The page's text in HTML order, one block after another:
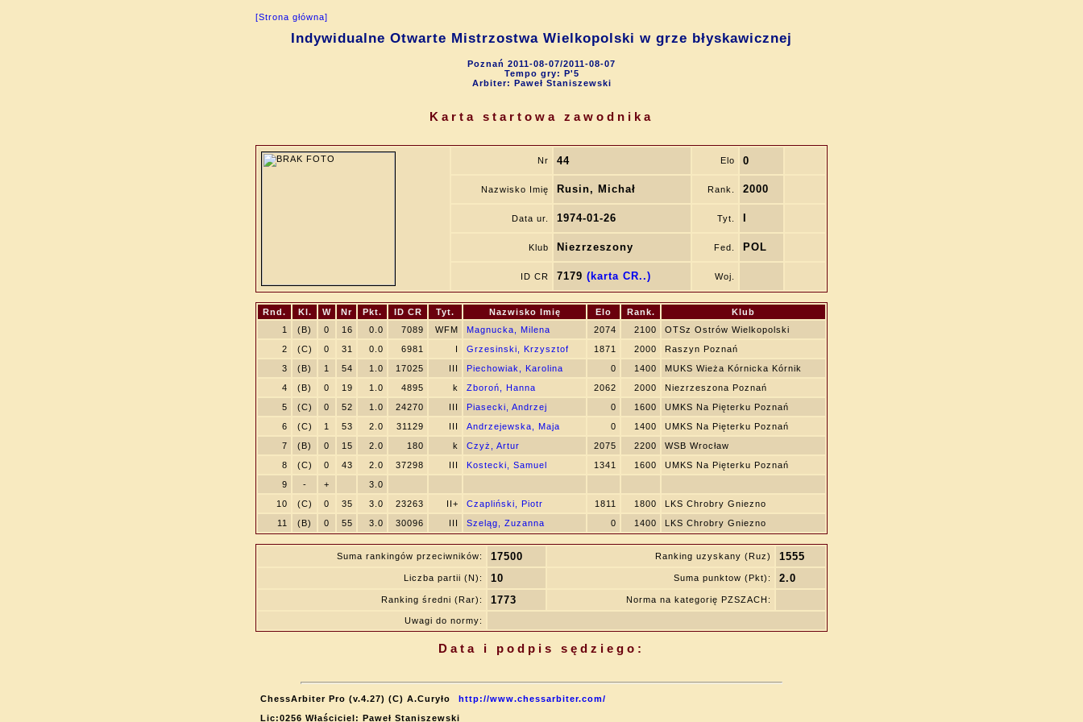
[Strona główna]
Indywidualne Otwarte Mistrzostwa Wielkopolski w grze błyskawicznej
Poznań 2011-08-07/2011-08-07
Tempo gry: P'5
Arbiter: Paweł Staniszewski
Karta startowa zawodnika
Nr 44 Elo 0
Nazwisko Imię Rusin, Michał Rank. 2000
Data ur. 1974-01-26 Tyt.
Klub Niezrzeszony Fed. POL
ID CR 7179 (karta CR..) Woj.
Rnd. Kl. W Nr Pkt. ID CR Tyt. Nazwisko Imię Elo Rank.
Klub
1
(B) 0 16 0.0 7089 WFM Magnucka, Milena 2074 2100
OTSz Ostrów Wielkopolski
2
(C) 0 31 0.0 6981 I Grzesinski, Krzysztof 1871 2000
Raszyn Poznań
3
(B) 1 54 1.0 17025 III Piechowiak, Karolina 0 1400
MUKS Wieża Kórnicka Kórnik
4
(B) 0 19 1.0 4895 k Zboroń, Hanna 2062 2000
Niezrzeszona Poznań
5
(C) 0 52 1.0 24270 III Piasecki, Andrzej 0 1600
UMKS Na Pięterku Poznań
6
(C) 1 53 2.0 31129 III Andrzejewska, Maja 0 1400
UMKS Na Pięterku Poznań
7
(B) 0 15 2.0 180 k Czyż, Artur 2075 2200
WSB Wrocław
8
(C) 0 43 2.0 37298 III Kostecki, Samuel 1341 1600
UMKS Na Pięterku Poznań
9
- +
3.0
10
(C) 0 35 3.0 23263 II+ Czapliński, Piotr 1811 1800
LKS Chrobry Gniezno
11
(B) 0 55 3.0 30096 III Szeląg, Zuzanna 0 1400 LKS Chrobry Gniezno
Suma rankingów przeciwników: 17500 Ranking uzyskany (Ruz) 1555
Liczba partii (N): 10 Suma punktow (Pkt): 2.0
Ranking średni (Rar): 1773 Norma na kategorię PZSZACH:
Uwagi do normy:
Data i podpis sędziego:
ChessArbiter Pro (v.4.27) (C) A.Curyło
http://www.chessarbiter.com/
Lic:0256 Właściciel: Paweł Staniszewski